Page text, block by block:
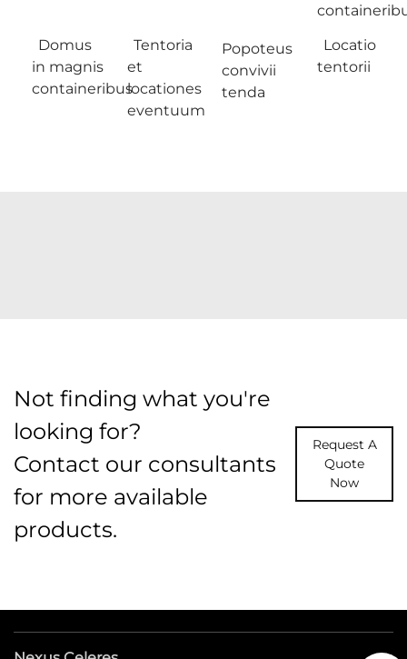
Domus
in magnis
containeribus
Tentoria
et
locationes
eventuum
Popoteus
convivii
tenda
Locatio
tentorii
Not finding what you're
looking for?
Contact our consultants
for more available
products.
Request A
Quote
Now